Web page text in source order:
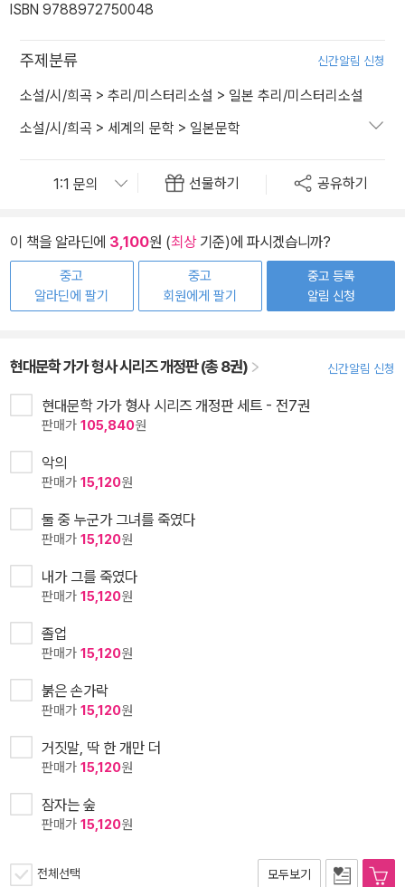
ISBN 9788972750048
주제분류 신간알림 신청
소설/시/희곡 > 추리/미스터리소설 > 일본 추리/미스터리소설
소설/시/희곡 > 세계의 문학 > 일본문학
선물하기 공유하기
이 책을 알라딘에 3,100원 (최상기준)에 파시겠습니까?
중고
알라딘에 팔기
중고
회원에게 팔기
중고 등록
알림 신청
현대문학 가가 형사 시리즈 개정판 (총 8권) 신간알림 신청
현대문학 가가 형사 시리즈 개정판 세트 - 전7권
판매가 105,840원
악의
판매가 15,120원
둘 중 누군가 그녀를 죽였다
판매가 15,120원
내가 그를 죽였다
판매가 15,120원
졸업
판매가 15,120원
붉은 손가락
판매가 15,120원
거짓말, 딱 한 개만 더
판매가 15,120원
잠자는 숲
판매가 15,120원
전체선택 모두보기